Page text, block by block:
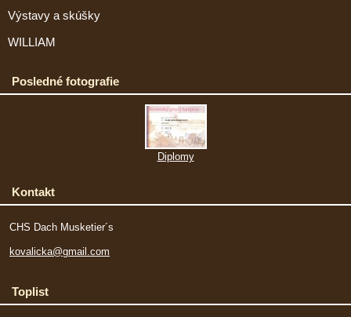
Výstavy a skúšky
WILLIAM
Posledné fotografie
Diplomy
Kontakt
CHS Dach Musketier´s
kovalicka@gmail.com
Toplist